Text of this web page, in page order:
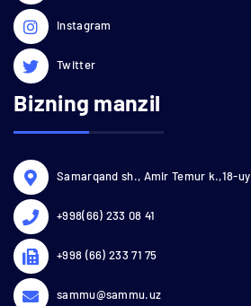
Instagram
Twitter
Bizning manzil
Samarqand sh., Amir Temur k.,18-uy
+998(66) 233 08 41
+998 (66) 233 71 75
sammu@sammu.uz